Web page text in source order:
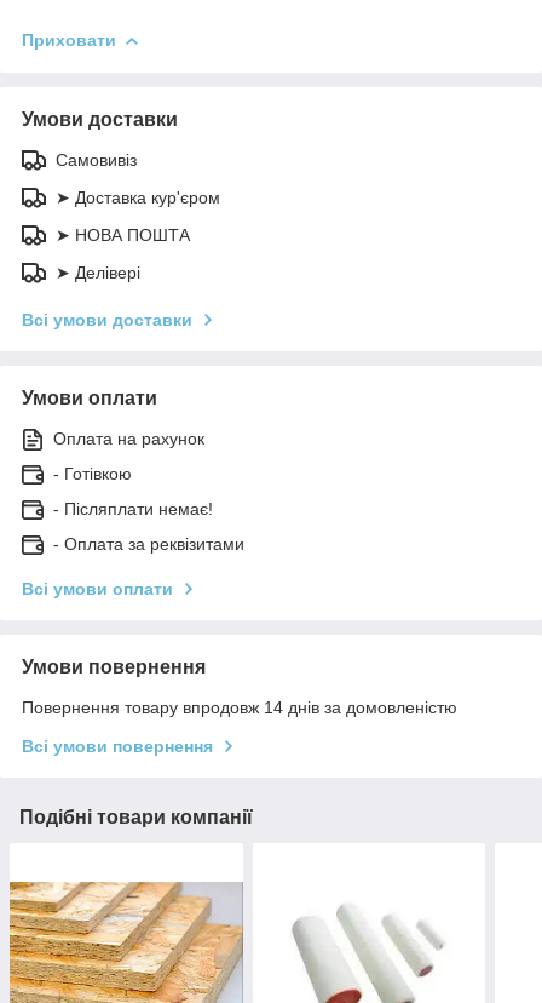
Приховати
Умови доставки
Самовивіз
➤ Доставка кур'єром
➤ НОВА ПОШТА
➤ Делівері
Всі умови доставки
Умови оплати
Оплата на рахунок
- Готівкою
- Післяплати немає!
- Оплата за реквізитами
Всі умови оплати
Умови повернення
Повернення товару впродовж 14 днів за домовленістю
Всі умови повернення
Подібні товари компанії